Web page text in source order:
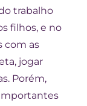
trabalho
filhos, e no
com as
jogar
Porém,